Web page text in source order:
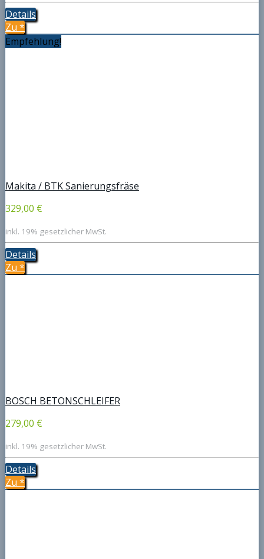
Details
Zu *
Empfehlung!
Makita / BTK Sanierungsfräse
329,00 €
inkl. 19% gesetzlicher MwSt.
Details
Zu *
BOSCH BETONSCHLEIFER
279,00 €
inkl. 19% gesetzlicher MwSt.
Details
Zu *